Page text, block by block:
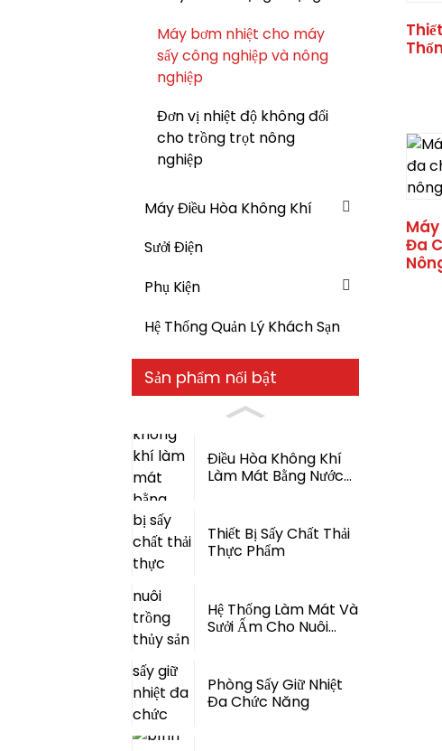
Máy bơm nhiệt cho máy
sấy công nghiệp và nông
nghiệp
Đơn vị nhiệt độ không đổi
cho trồng trọt nông
nghiệp
Máy Điều Hòa Không Khí
Sưởi Điện
Phụ Kiện
Hệ Thống Quản Lý Khách Sạn
Sản phẩm nổi bật
Điều Hòa Không Khí
Làm Mát Bằng Nước
Thiết Bị Sấy Chất Thải
Thực Phẩm
Hệ Thống Làm Mát Và
Sưởi Ấm Cho Nuôi
Phòng Sấy Giữ Nhiệt
Đa Chức Năng
Máy
Đa